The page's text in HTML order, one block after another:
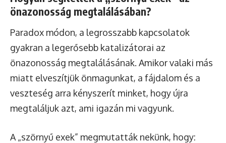
önazonosság megtalálásában?
Paradox módon, a legrosszabb kapcsolatok
gyakran a legerősebb katalizátorai az
önazonosság megtalálásának. Amikor valaki más
miatt elveszítjük önmagunkat, a fájdalom és a
veszteség arra kényszerít minket, hogy újra
megtaláljuk azt, ami igazán mi vagyunk.
A „szörnyű exek” megmutatták nekünk, hogy: